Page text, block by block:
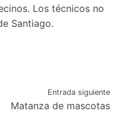
Los técnicos no
Santiago.
Entrada siguiente
Matanza de mascotas